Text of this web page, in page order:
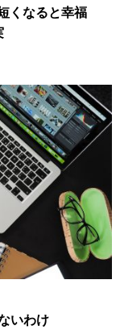
くなると幸福
いわけ